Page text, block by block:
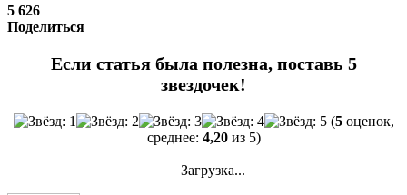
5 626
Поделиться
Если статья была полезна, поставь 5
звездочек!
(5оценок,
среднее: 4,20из 5)
Загрузка...